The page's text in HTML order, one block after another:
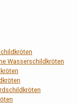
Wasserschildkröten